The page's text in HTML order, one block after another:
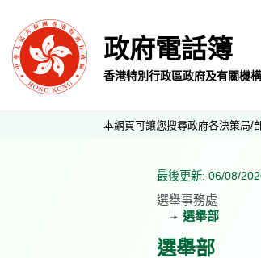
政府電話簿
香港特別行政區政府及有關機
本網頁可讓您搜尋政府各決策局/
最後更新: 06/08/
選舉事務處
選舉部
選舉部